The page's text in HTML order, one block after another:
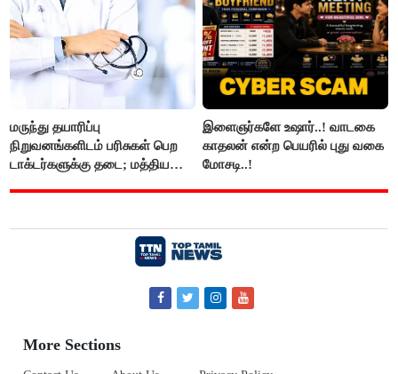
மருந்து தயாரிப்பு
நிறுவனங்களிடம் பரிசுகள் பெற
டாக்டர்களுக்கு தடை; மத்திய
இளைஞர்களே உஷார்..! வாடகை
காதலன் என்ற பெயரில் புது வகை
மோசடி..!
More Sections